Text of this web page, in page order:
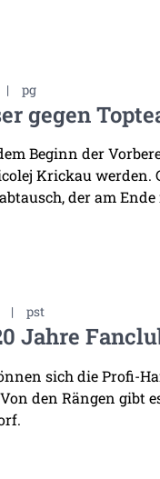
| pg
gegen
Beginn der
Krickau werden.
der am
| pst
Jahre
sich die Profi-
den Rängen gibt